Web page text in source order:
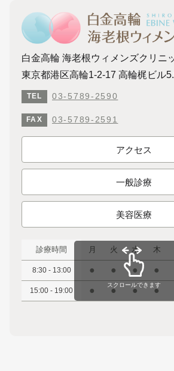
白金高輪 海老根ウィメンズクリニ
東京都港区高輪1-2-17 高輪梶ビル
TEL 03-5789-2590
FAX 03-5789-2591
アクセス
一般診療
美容医療
診療時間 月 火 水 木
8:30 - 13:00 ● ● ● ●
15:00 - 19:00 ● ● ● ●
スクロールできます